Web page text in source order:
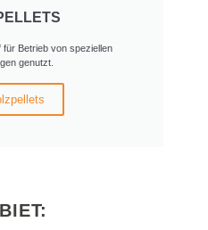
Betrieb von speziellen
genutzt.